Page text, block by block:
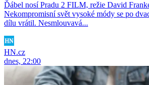
Ďábel nosí Pradu 2 FILM, režie David
Nekompromisní svět vysoké módy se po
dílu vrátil. Nesmlouvavá...
HN.cz
dnes, 22:00